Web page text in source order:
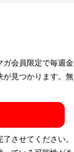
ガ会員限定で毎週金
見つかります。無
させてください。